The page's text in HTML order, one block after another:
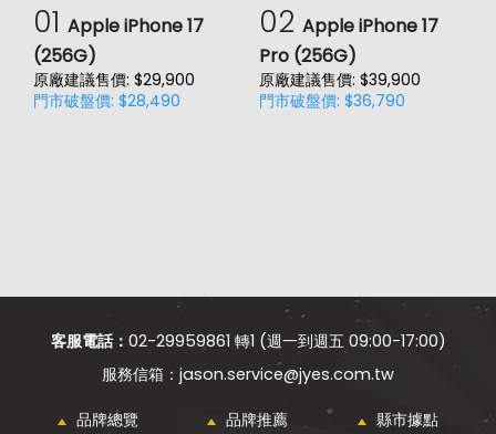
01 Apple iPhone 17
(256G)
原廠建議售價: $29,900
門市破盤價: $28,490
02 Apple iPhone 17
Pro (256G)
原廠建議售價: $39,900
門市破盤價: $36,790
客服電話： 02-29959861 轉1 (週一到週五 09:00-17:00)
jason.service@jyes.com.tw
品牌總覽 品牌推薦 縣市據點